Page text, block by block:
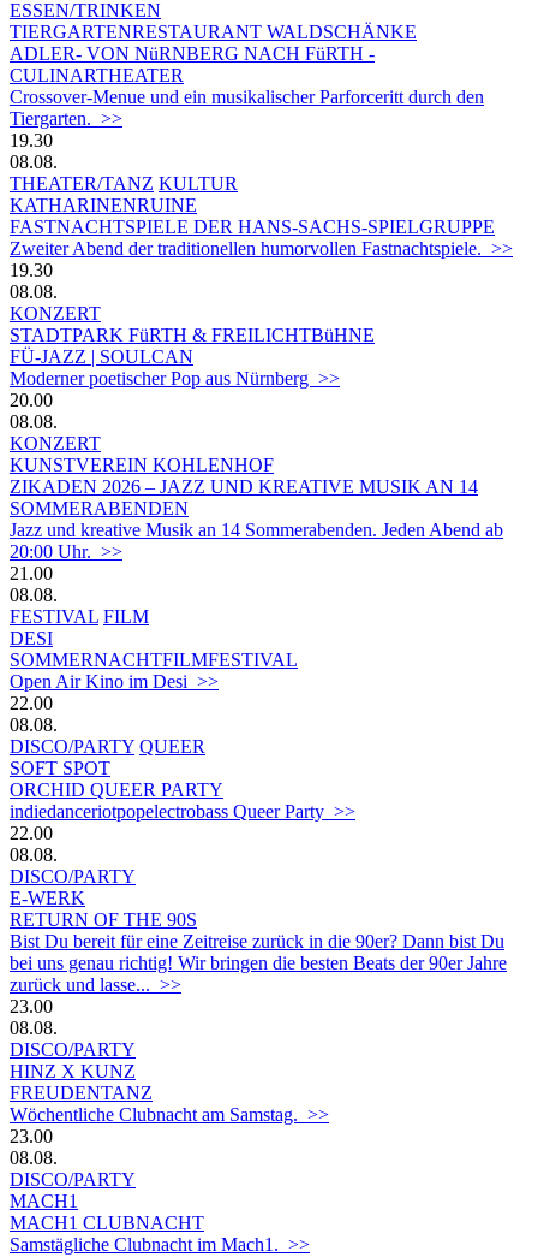
ESSEN/TRINKEN
TIERGARTEN­RESTAURANT WALDSCHÄNKE
ADLER- VON NüRNBERG NACH FüRTH -
CULINARTHEATER
Crossover-Menue und ein musikalischer Parforceritt durch den
Tiergarten. >>
19.30
08.08.
THEATER/TANZ KULTUR
KATHARINENRUINE
FASTNACHTSPIELE DER HANS-SACHS-SPIELGRUPPE
Zweiter Abend der traditionellen humorvollen Fastnachtspiele. >>
19.30
08.08.
KONZERT
STADTPARK FüRTH & FREILICHTBüHNE
FÜ-JAZZ | SOULCAN
Moderner poetischer Pop aus Nürnberg >>
20.00
08.08.
KONZERT
KUNSTVEREIN KOHLENHOF
ZIKADEN 2026 – JAZZ UND KREATIVE MUSIK AN 14
SOMMERABENDEN
Jazz und kreative Musik an 14 Sommerabenden. Jeden Abend ab
20:00 Uhr. >>
21.00
08.08.
FESTIVAL FILM
DESI
SOMMERNACHTFILMFESTIVAL
Open Air Kino im Desi >>
22.00
08.08.
DISCO/PARTY QUEER
SOFT SPOT
ORCHID QUEER PARTY
indiedanceriotpopelectrobass Queer Party >>
22.00
08.08.
DISCO/PARTY
E-WERK
RETURN OF THE 90S
Bist Du bereit für eine Zeitreise zurück in die 90er? Dann bist Du
bei uns genau richtig! Wir bringen die besten Beats der 90er Jahre
zurück und lasse... >>
23.00
08.08.
DISCO/PARTY
HINZ X KUNZ
FREUDENTANZ
Wöchentliche Clubnacht am Samstag. >>
23.00
08.08.
DISCO/PARTY
MACH1
MACH1 CLUBNACHT
Samstägliche Clubnacht im Mach1. >>